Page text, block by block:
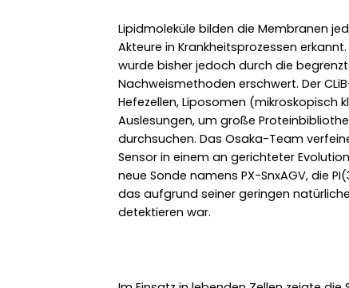
Lipidmoleküle bilden die Membranen
Akteure in Krankheitsprozessen
wurde bisher jedoch durch die
Nachweismethoden erschwert. Der
Hefezellen, Liposomen (mikroskopisch
Auslesungen, um große
durchsuchen. Das Osaka-Team
Sensor in einem an gerichteter
neue Sonde namens PX-SnxAGV, die
das aufgrund seiner geringen
detektieren war.